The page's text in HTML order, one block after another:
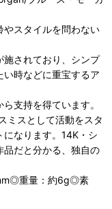
やスタイルを問わない
施されており、シンプ
い時などに重宝するア
支持を得ています。
ミスとして活動をスタ
なります。14K・シ
品だと分かる、独自の
重量：約6g◎素